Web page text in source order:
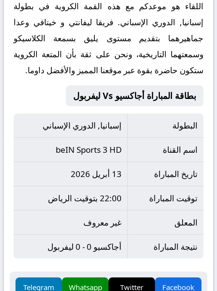
اللقاء هو موعدكم مع هذه القمة الكروية في بطولة
إسبانيا, الدوري الإسباني. فريقا ليفانتي و خيتافي وعدا
جماهيرهما بتقديم مستوى يليق بسمعة الكلاسيكو
وسمعتهما التاريخية، ونحن على ثقة بأن المتعة الكروية
ستكون حاضرة بقوة عبر موقعنا المميز والأفضل داوما.
بطاقة المباراة أجاكسيو Vs ليفربول
البطولة إسبانيا, الدوري الإسباني
اسم القناة beIN Sports 3 HD
تاريخ المباراة 13 أبريل 2026
توقيت المباراة 22:00 بتوقيت الرياض
المعلق غير معروف
نتيجة المباراة أجاكسيو 0 - 0 ليفربول
Facebook
Twitter
Whatsapp
Telegram